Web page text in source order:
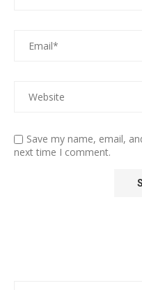
Save my name, email,
next time I comment.